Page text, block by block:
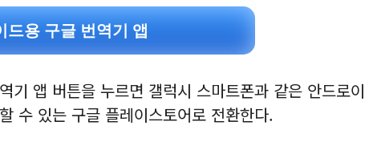
드용 구글 번역기 앱
기 앱 버튼을 누르면 갤럭시 스마트폰과 같은 안드로이
수 있는 구글 플레이스토어로 전환한다.